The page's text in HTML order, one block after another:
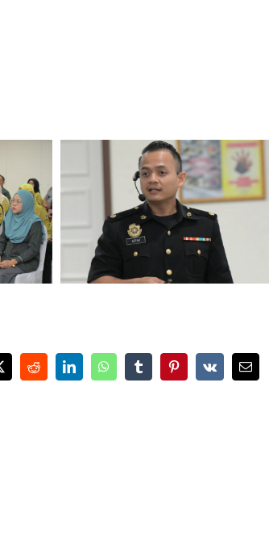
RedditLinkedInWhatsAppTumblrPinterest
Vk Email